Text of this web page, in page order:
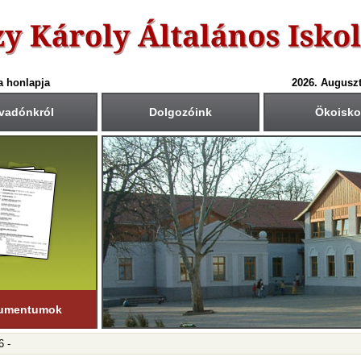
honlapja
2026.
Dolgozóink
nap:
1. (hétfő)
tanítási nap:
19. (péntek)
napok száma:
nap
félév
23-igtart.
Csengetési rend
1.: 755 - 840
2.: 900- 945
3.: 955- 1040
4.: 10 50- 11 35
5.: 1145- 12 30
6.: 1240- 1325
7.: 13 45- 1430
- 15 20
- 1605
Közös fogadóórák
Krétában kiértesített
-